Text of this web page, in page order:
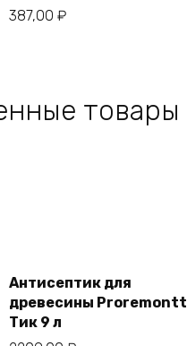
387,00 ₽
товары
cart
Антисептик для
древесины Proremontt
Тик 9 л